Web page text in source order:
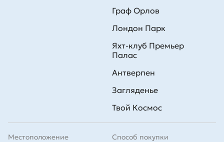
Способ покупки
Граф Орлов
Лондон Парк
Яхт-клуб Премьер
Палас
Антверпен
Загляденье
Твой Космос
Местоположение